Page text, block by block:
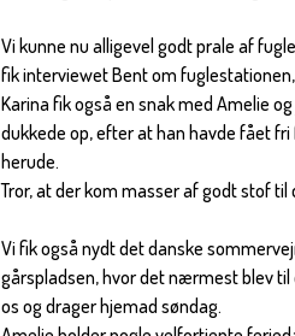
Vi kunne nu alligevel godt prale af
fik interviewet Bent om
Karina fik også en snak med Amelie
dukkede op, efter at han havde fået
herude.
Tror, at der kom masser af godt stof
Vi fik også nydt det danske
gårspladsen, hvor det nærmest blev
os og drager hjemad søndag.